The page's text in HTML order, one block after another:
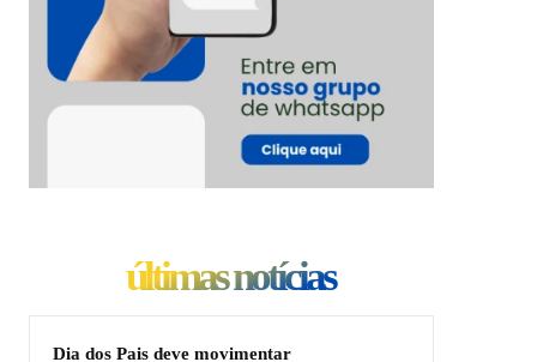
últimas notícias
Dia dos Pais deve movimentar